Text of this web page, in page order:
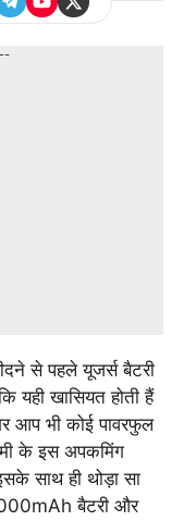
से पहले यूजर्स बैटरी
यही खासियत होती हैं
आप भी कोई पावरफुल
के इस अपकमिंग
साथ ही थोड़ा सा
बैटरी और